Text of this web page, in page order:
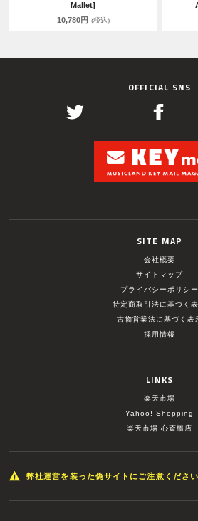
Mallet]
10,780円 (税込)
OFFICIAL SNS
SITE MAP
会社概要
サイトマップ
プライバシーポリシー
特定商取引法に基づく
古物営業法に基づく表
採用情報
LINKS
楽天市場
Yahoo! Shopping
楽天市場 心斎橋店
弊社運営を装った偽サイトにご注意ください